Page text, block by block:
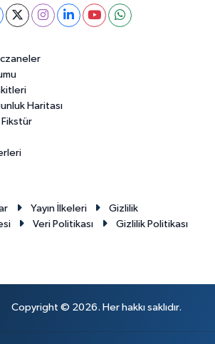
Haritası
Fikstür
Yayın İlkeleri
Gizlilik
Veri Politikası
Gizlilik Politikası
Copyright © 2026. Her hakkı saklıdır.